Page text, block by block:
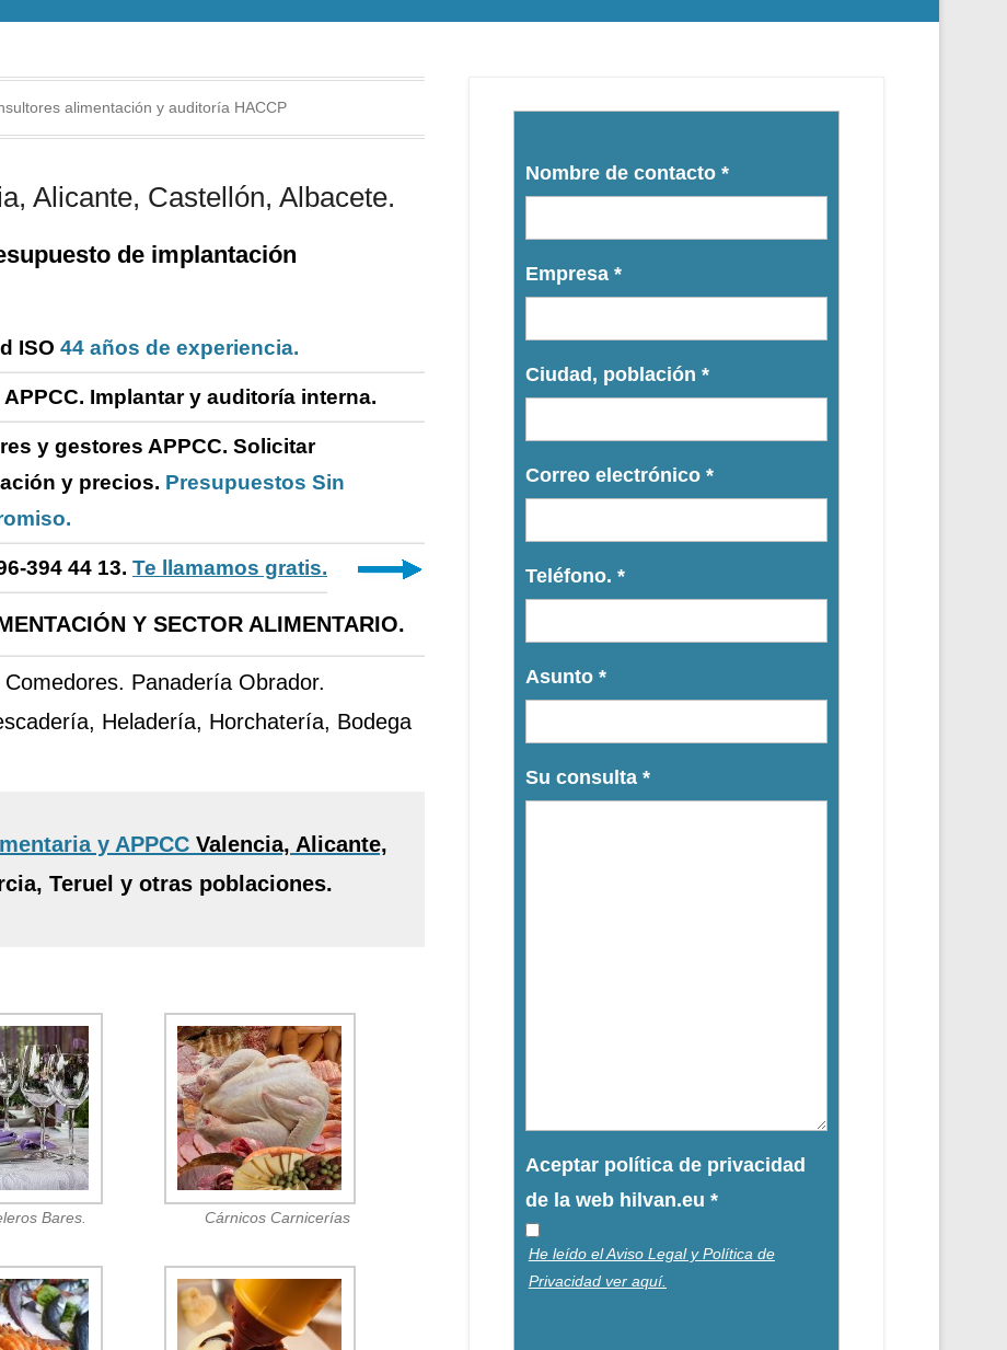
alimentación y auditoría HACCP
Alicante, Castellón, Albacete.
de implantación
ISO 44 años de experiencia.
Implantar y auditoría interna.
y gestores APPCC. Solicitar
y precios. Presupuestos Sin
394 44 13. Te llamamos gratis.
Y SECTOR ALIMENTARIO.
Panadería Obrador.
Heladería, Horchatería, Bodega
y APPCC Valencia, Alicante,
Teruel y otras poblaciones.
Bares. Cárnicos Carnicerías
Nombre de contacto *
Empresa *
Ciudad, población *
Correo electrónico *
Teléfono. *
Asunto *
Su consulta *
Aceptar política de privacidad
de la web hilvan.eu *
He leído el Aviso Legal y Política de
Privacidad ver aquí.